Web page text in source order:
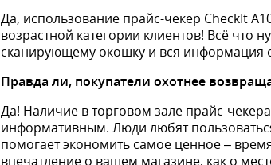
Да, использование прайс-чекер CheckIt
возрастной категории клиентов! Всё что
сканирующему окошку и вся информация
Правда ли, покупатели охотнее
Да! Наличие в торговом зале прайс-
информативным. Люди любят
помогает экономить самое ценное –
впечатление о вашем магазине, как о